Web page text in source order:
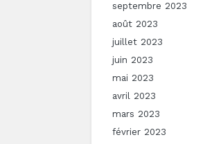
septembre 2023
août 2023
juillet 2023
juin 2023
mai 2023
avril 2023
mars 2023
février 2023